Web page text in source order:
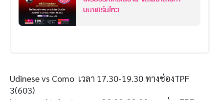
นบาเยิร์นไหว
Udinese vs Como เวลา 17.30-19.30 ทางช่องTPF
3(603)